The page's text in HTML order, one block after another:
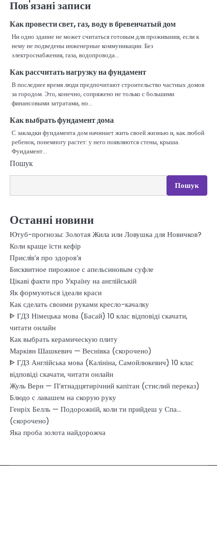
Пов'язані записи
Как провести свет, газ, воду в бревенчатый дом
Ни одно здание не может считаться готовым для проживания, если к
нему не подведены инженерные коммуникации. Без
электроснабжения, газа, водопровода…
Как рассчитать нагрузку на фундамент
В последнее время люди предпочитают строительство частных домов
за городом. Это, конечно, сопряжено не только с большими
финансовыми затратами, но…
Как выбрать фундамент дома
С закладки фундамента дом начинает жить своей жизнью и, как любой
ребенок, понемногу растет: у него появляются стены, крыша.
Фундамент…
Пошук
Пошук
Останні новини
Ютуб-прогнозы: Золотая Жила или Ловушка для Новичков?
Коли краще їсти кефір
Прислiв’я про здоров’я
Бисквитное пирожное с апельсиновым суфле
Цікаві факти про Україну на англійській
Як формуються ідеали краси
Как сделать своими руками кресло-качалку
ᐈ ГДЗ Німецька мова (Басай) 10 клас відповіді скачати,
читати онлайн
Как выбрать керамическую плиту
Маркіян Шашкевич — Веснівка (скорочено)
ᐈ ГДЗ Англійська мова (Калініна, Самойлюкевич) 10 клас
відповіді скачати, читати онлайн
Жуль Верн — П’ятнадцятирічний капітан (стислий переказ)
Блюдо с лавашем на скорую руку
Генріх Белль — Подорожній, коли ти прийдеш у Спа…
(скорочено)
Яка проба золота найдорожча